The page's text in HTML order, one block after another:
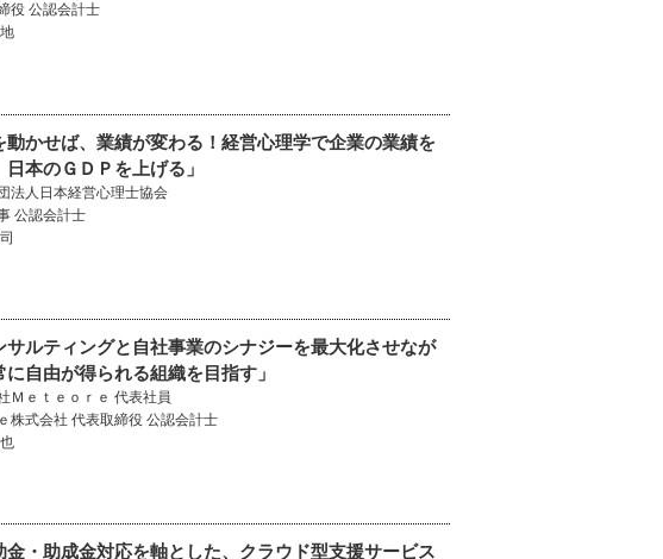
役 公認会計士
動かせば、業績が変わる！経営心理学で企業の業績を
日本のＧＤＰを上げる」
法人日本経営心理士協会
公認会計士
サルティングと自社事業のシナジーを最大化させなが
に自由が得られる組織を目指す」
Ｍｅｔｅｏｒｅ 代表社員
株式会社 代表取締役 公認会計士
金・助成金対応を軸とした、クラウド型支援サービス